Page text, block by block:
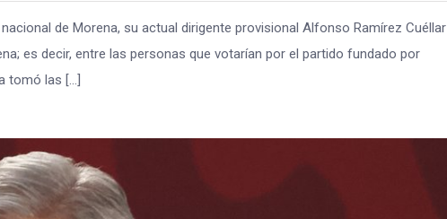
de Morena, su actual dirigente provisional Alfonso Ramírez Cuéllar
es decir, entre las personas que votarían por el partido fundado por
tomó las […]